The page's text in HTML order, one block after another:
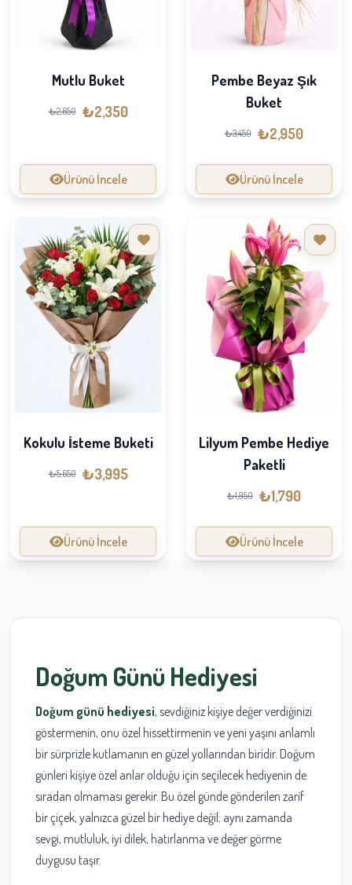
Mutlu Buket
₺2,650 ₺2,350
Ürünü İncele
Pembe Beyaz Şık
Buket
₺3,450 ₺2,950
Ürünü İncele
Kokulu İsteme Buketi
₺5,650 ₺3,995
Ürünü İncele
Lilyum Pembe Hediye
Paketli
₺1,950 ₺1,790
Ürünü İncele
Doğum Günü Hediyesi
Doğum günü hediyesi, sevdiğiniz kişiye değer verdiğinizi
göstermenin, onu özel hissettirmenin ve yeni yaşını anlamlı
bir sürprizle kutlamanın en güzel yollarından biridir. Doğum
günleri kişiye özel anlar olduğu için seçilecek hediyenin de
sıradan olmaması gerekir. Bu özel günde gönderilen zarif
bir çiçek, yalnızca güzel bir hediye değil; aynı zamanda
sevgi, mutluluk, iyi dilek, hatırlanma ve değer görme
duygusu taşır.